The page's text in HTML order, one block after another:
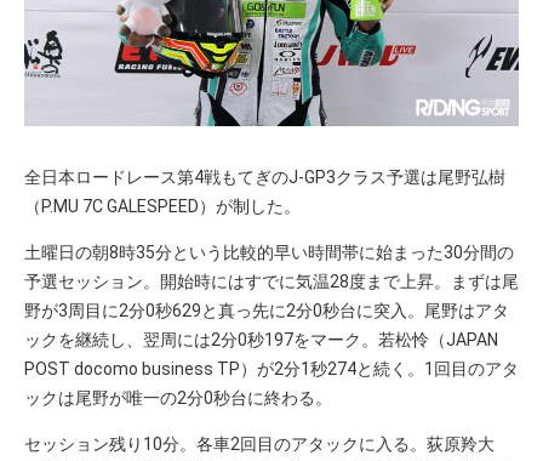
全日本ロードレース第4戦もてぎのJ-GP3クラス予選は尾野弘樹
（P.MU 7C GALESPEED）が制した。
土曜日の朝8時35分という比較的早い時間帯に始まった30分間の
予選セッション。開始時にはすでに気温28度まで上昇。まずは尾
野が3周目に2分0秒629と真っ先に2分0秒台に突入。尾野はアタ
ックを継続し、翌周には2分0秒197をマーク。若松怜（JAPAN
POST docomo business TP）が2分1秒274と続く。1回目のアタ
ックは尾野が唯一の2分0秒台に終わる。
セッション残り10分。各車2回目のアタックに入る。荻原羚大